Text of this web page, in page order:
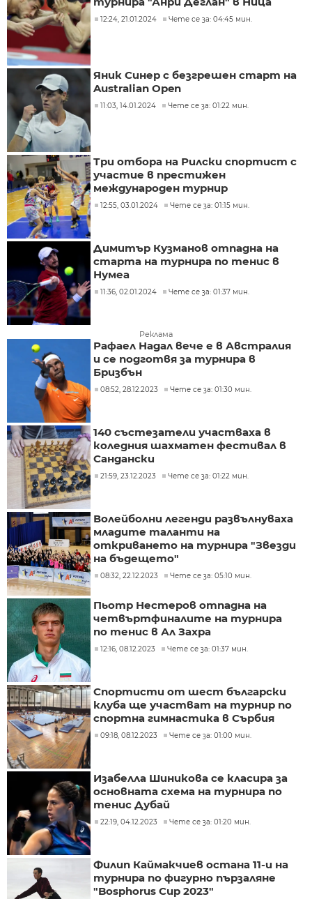
12:24, 21.01.2024 Чете се за: 04:45 мин.
Яник Синер с безгрешен старт на
Australian Open
11:03, 14.01.2024 Чете се за: 01:22 мин.
Три отбора на Рилски спортист с
участие в престижен
международен турнир
12:55, 03.01.2024 Чете се за: 01:15 мин.
Димитър Кузманов отпадна на
старта на турнира по тенис в
Нумеа
11:36, 02.01.2024 Чете се за: 01:37 мин.
Реклама
Рафаел Надал вече е в Австралия
и се подготвя за турнира в
Бризбън
08:52, 28.12.2023 Чете се за: 01:30 мин.
140 състезатели участваха в
коледния шахматен фестивал в
Сандански
21:59, 23.12.2023 Чете се за: 01:22 мин.
Волейболни легенди развълнуваха
младите таланти на
откриването на турнира "Звезди
на бъдещето"
08:32, 22.12.2023 Чете се за: 05:10 мин.
Пьотр Нестеров отпадна на
четвъртфиналите на турнира
по тенис в Ал Захра
12:16, 08.12.2023 Чете се за: 01:37 мин.
Спортисти от шест български
клуба ще участват на турнир по
спортна гимнастика в Сърбия
09:18, 08.12.2023 Чете се за: 01:00 мин.
Изабелла Шиникова се класира за
основната схема на турнира по
тенис Дубай
22:19, 04.12.2023 Чете се за: 01:20 мин.
Филип Каймакчиев остана 11-и на
турнира по фигурно пързаляне
"Bosphorus Cup 2023"